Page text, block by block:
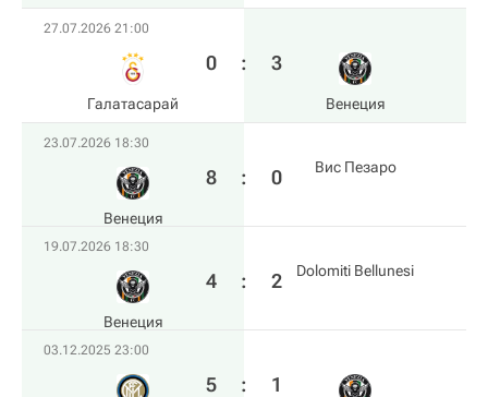
27.07.2026 21:00
Галатасарай
0 : 3
Венеция
23.07.2026 18:30
Венеция
8 : 0 Вис Пезаро
19.07.2026 18:30
Венеция
4 : 2 Dolomiti Bellunesi
03.12.2025 23:00
5 : 1